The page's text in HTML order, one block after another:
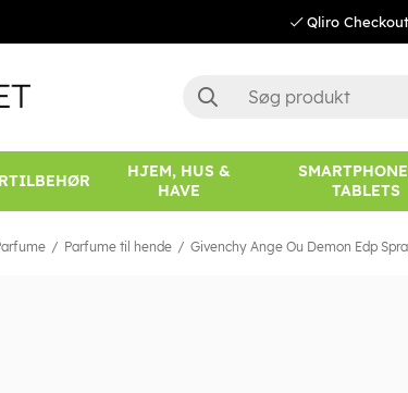
Qliro Checkout
HJEM, HUS &
HAVE
TABLETS
Parfume til hende Givenchy Ange Ou Demon Edp